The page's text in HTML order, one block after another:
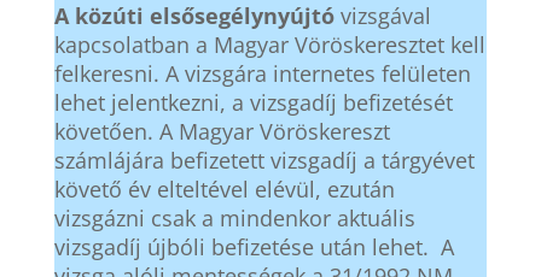
A közúti elsősegélynyújtóvizsgával
kapcsolatban a Magyar Vöröskeresztet kell
felkeresni. A vizsgára internetes felületen
lehet jelentkezni, a vizsgadíj befizetését
követően. A Magyar Vöröskereszt
számlájára befizetett vizsgadíj a tárgyévet
követő év elteltével elévül, ezután
vizsgázni csak a mindenkor aktuális
vizsgadíj újbóli befizetése után lehet. A